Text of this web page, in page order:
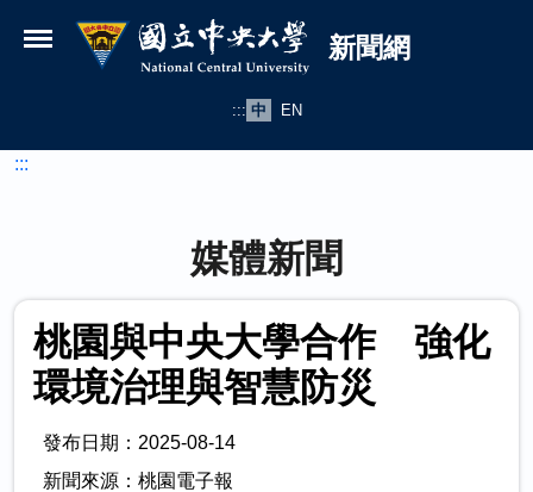
國立中央大學新聞網
新聞網
::: 中 EN
:::
媒體新聞
桃園與中央大學合作 強化
環境治理與智慧防災
發布日期：2025-08-14
新聞來源：桃園電子報